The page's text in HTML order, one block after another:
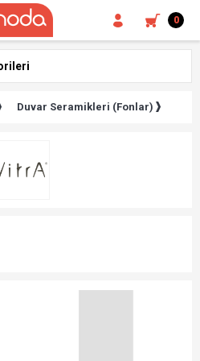
0
Duvar Seramikleri (Fonlar)